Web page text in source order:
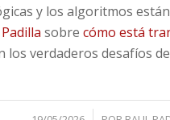
y los algoritmos
sobre cómo está
los verdaderos desafíos